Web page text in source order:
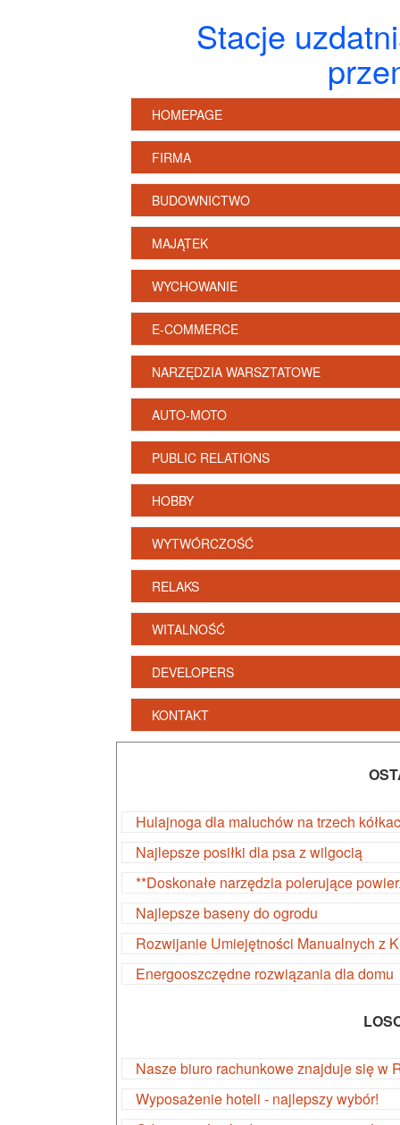
Stacje
HOMEPAGE
FIRMA
BUDOWNICTWO
MAJĄTEK
WYCHOWANIE
E-COMMERCE
NARZĘDZIA WARSZTATOWE
AUTO-MOTO
PUBLIC RELATIONS
HOBBY
WYTWÓRCZOŚĆ
RELAKS
WITALNOŚĆ
DEVELOPERS
KONTAKT
Hulajnoga dla maluchów na trzech
Najlepsze posiłki dla psa z wilgocią
**Doskonałe narzędzia polerujące
Najlepsze baseny do ogrodu
Rozwijanie Umiejętności Manualnych z
Energooszczędne rozwiązania dla domu
Nasze biuro rachunkowe znajduje się w
Wyposażenie hoteli - najlepszy wybór!